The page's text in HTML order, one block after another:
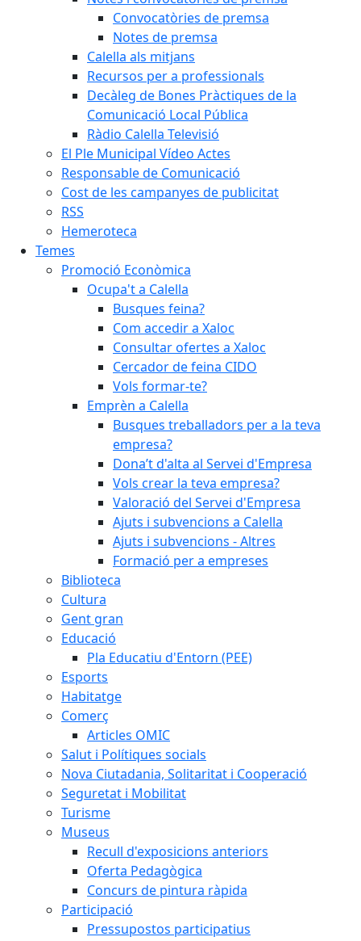
Convocatòries de premsa
Notes de premsa
Calella als mitjans
Recursos per a professionals
Decàleg de Bones Pràctiques de la
Comunicació Local Pública
Ràdio Calella Televisió
El Ple Municipal Vídeo Actes
Responsable de Comunicació
Cost de les campanyes de publicitat
RSS
Hemeroteca
Temes
Promoció Econòmica
Ocupa't a Calella
Busques feina?
Com accedir a Xaloc
Consultar ofertes a Xaloc
Cercador de feina CIDO
Vols formar-te?
Emprèn a Calella
Busques treballadors per a la teva
empresa?
Dona’t d'alta al Servei d'Empresa
Vols crear la teva empresa?
Valoració del Servei d'Empresa
Ajuts i subvencions a Calella
Ajuts i subvencions - Altres
Formació per a empreses
Biblioteca
Cultura
Gent gran
Educació
Pla Educatiu d'Entorn (PEE)
Esports
Habitatge
Comerç
Articles OMIC
Salut i Polítiques socials
Nova Ciutadania, Solitaritat i Cooperació
Seguretat i Mobilitat
Turisme
Museus
Recull d'exposicions anteriors
Oferta Pedagògica
Concurs de pintura ràpida
Participació
Pressupostos participatius